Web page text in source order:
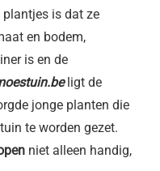
is dat ze
en bodem,
is en de
ligt de
jonge planten die
te worden gezet.
niet alleen handig,